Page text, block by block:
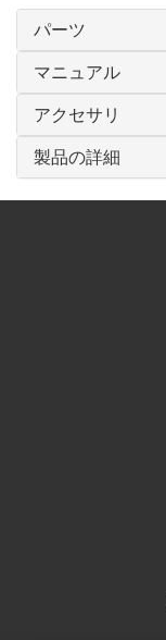
パーツ
マニュアル
アクセサリ
製品の詳細